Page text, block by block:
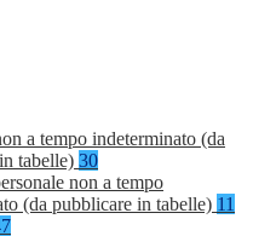
a tempo indeterminato (da
tabelle) 30
non a tempo
(da pubblicare in tabelle) 11